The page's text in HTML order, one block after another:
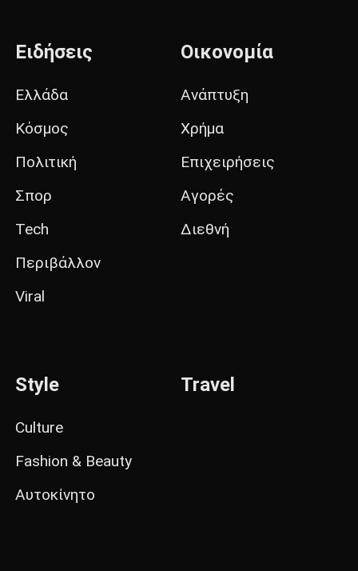
Ειδήσεις
Ελλάδα
Κόσμος
Πολιτική
Σπορ
Tech
Περιβάλλον
Viral
Οικονομία
Ανάπτυξη
Χρήμα
Επιχειρήσεις
Αγορές
Διεθνή
Style
Culture
Fashion & Beauty
Αυτοκίνητο
Travel